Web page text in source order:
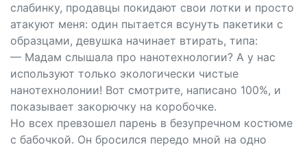
слабинку, продавцы покидают свои лотки и просто
атакуют меня: один пытается всунуть пакетики с
образцами, девушка начинает втирать, типа:
— Мадам слышала про нанотехнологии? А у нас
используют только экологически чистые
нанотехнолонии! Вот смотрите, написано 100%, и
показывает закорючку на коробочке.
Но всех превзошел парень в безупречном костюме
с бабочкой. Он бросился передо мной на одно